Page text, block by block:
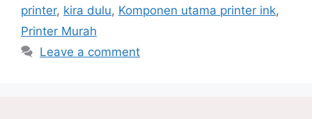
printer, kira dulu, Komponen utama printer ink,
Printer Murah
Leave a comment